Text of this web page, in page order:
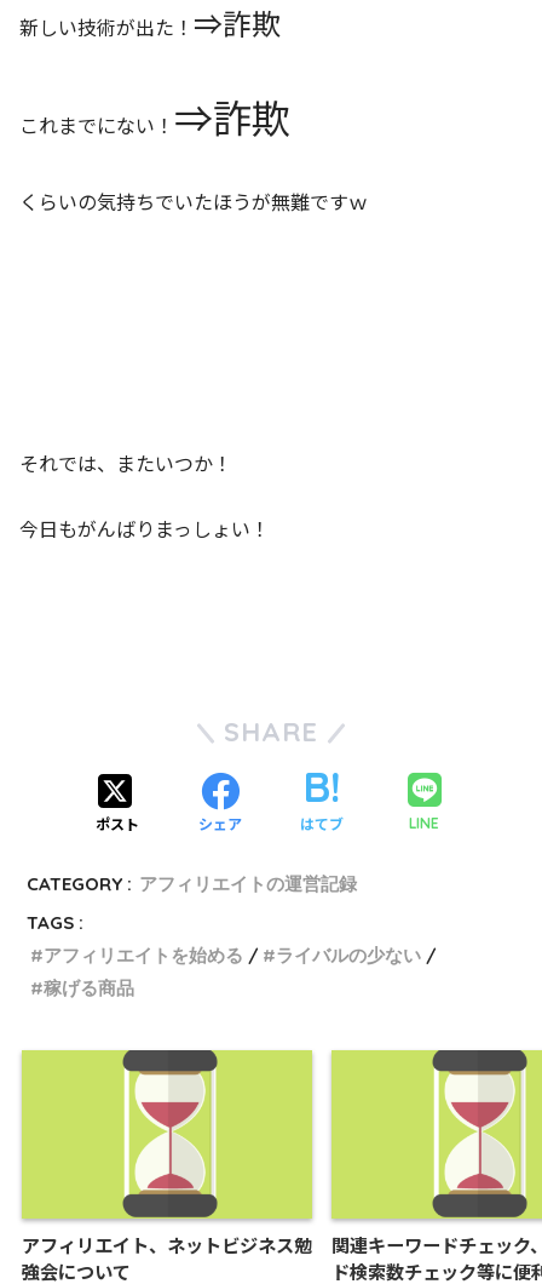
新しい技術が出た！ ⇒詐欺
これまでにない！ ⇒詐欺
くらいの気持ちでいたほうが無難ですｗ
それでは、またいつか！
今日もがんばりまっしょい！
SHARE
ポスト シェア はてブ LINE
CATEGORY : アフィリエイトの運営記録
TAGS :
アフィリエイトを始める
ライバルの少ない
稼げる商品
アフィリエイト、ネットビジネス勉
強会について
関連キーワードチェック
ド検索数チェック等に便